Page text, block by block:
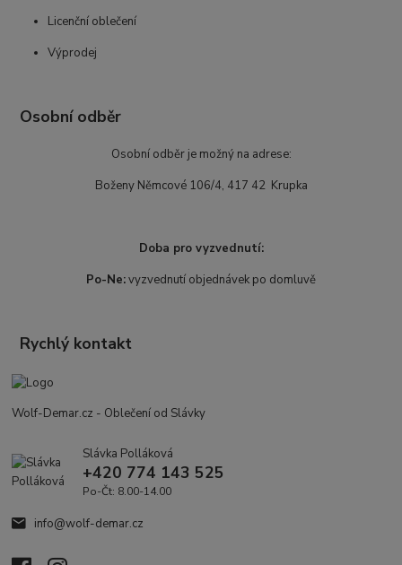
Licenční oblečení
Výprodej
Osobní odběr
Osobní odběr je možný na adrese:
Boženy Němcové 106/4, 417 42 Krupka
Doba pro vyzvednutí:
Po-Ne:vyzvednutí objednávek po domluvě
Rychlý kontakt
Wolf-Demar.cz - Oblečení od Slávky
Slávka Polláková
+420 774 143 525
Po-Čt: 8.00-14.00
info@wolf-demar.cz